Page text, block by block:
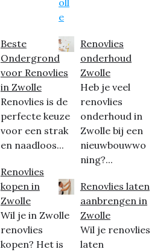
Beste
Ondergrond
voor Renovlies
in Zwolle
Renovlies is de
perfecte keuze
voor een strak
en naadloos...
Renovlies
kopen in
Zwolle
Wil je in Zwolle
renovlies
kopen? Het is
Renovlies
onderhoud
Zwolle
Heb je veel
renovlies
onderhoud in
Zwolle bij een
nieuwbouwwo
ning?...
Renovlies laten
aanbrengen in
Zwolle
Wil je renovlies
laten